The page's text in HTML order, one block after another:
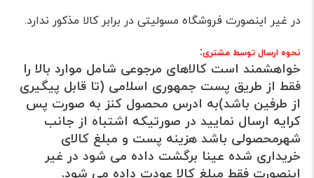
در غیر اینصورت فروشگاه مسولیتی در برابر کالا مذکور ندارد.
نحوه ارسال توسط مشتری:
خواهشمند است کالاهای مرجوعی شامل موارد بالا را
فقط از طریق پست جمهوری اسلامی (تا قابل پیگیری
از طرفین باشد)به ادرس محصول کنز به صورت پس
کرایه ارسال نمایید در صورتیکه اشتباه از جانب
شهرمحصولی باشد هزینه پست و مبلغ کالای
خریداری شده عینا برگشت داده می شود در غیر
اینصورت فقط مبلغ کالا عودت داده می شود.